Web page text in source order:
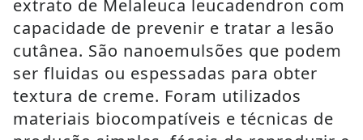
extrato de Melaleuca leucadendron com
capacidade de prevenir e tratar a lesão
cutânea. São nanoemulsões que podem
ser fluidas ou espessadas para obter
textura de creme. Foram utilizados
materiais biocompatíveis e técnicas de